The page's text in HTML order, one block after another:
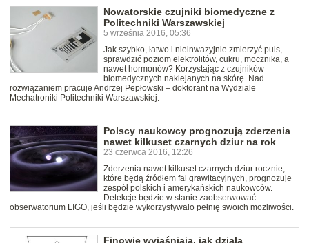
Nowatorskie czujniki biomedyczne z
Politechniki Warszawskiej
5 września 2016, 05:36
Jak szybko, łatwo i nieinwazyjnie zmierzyć puls,
sprawdzić poziom elektrolitów, cukru, mocznika, a
nawet hormonów? Korzystając z czujników
biomedycznych naklejanych na skórę. Nad
rozwiązaniem pracuje Andrzej Pepłowski – doktorant na Wydziale
Mechatroniki Politechniki Warszawskiej.
Polscy naukowcy prognozują zderzenia
nawet kilkuset czarnych dziur na rok
23 czerwca 2016, 12:26
Zderzenia nawet kilkuset czarnych dziur rocznie,
które będą źródłem fal grawitacyjnych, prognozuje
zespół polskich i amerykańskich naukowców.
Detekcje będzie w stanie zaobserwować
obserwatorium LIGO, jeśli będzie wykorzystywało pełnię swoich możliwości.
Finowie wyjaśniają, jak działa